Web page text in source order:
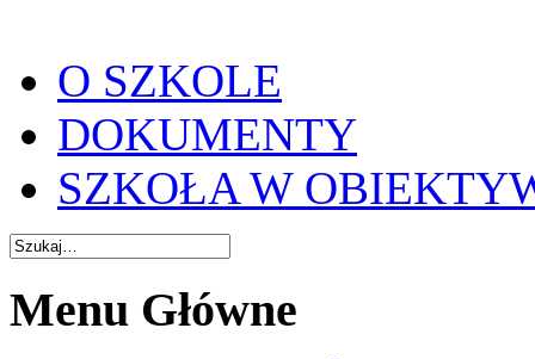
O SZKOLE
DOKUMENTY
SZKOŁA W
Menu Główne